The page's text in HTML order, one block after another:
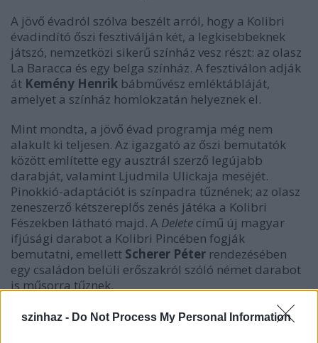
szinhaz - Do Not Process My Personal Information
A jövő évadról szólva beszélt arról, hogy a Kolibri
évadindító őszi fesztiválján két, a legkisebbeknek
játszó, nemzetközi sikerű színház vesz részt: az olasz
La Baracca és egy belga színház. A fesztiválon adják
át Kemény Henrik bábművész emléktábláját,
amelyet a színház homlokzatán helyeznek el.
Mint mondta, a jövő évad programja még nem
alakult ki teljesen. Az igazgató az őszi bemutatók
között említette egy ausztrál szerző legújabb
darabját, valamint Ljudmila Ulickaja meséjét.
Pinokkió-adaptációt is színpadra tűznének; az olasz
zeneszerző kétszereplős zenés játéka a Kolibri
Fészekben látható majd. A Delete című új magyar
ifjúsági darabot a Kolibri Pincében fogják
bemutatni, emellett Scherer Péter rendezésében
egy családon belüli erőszakról szóló német darabot
is műsorra tűznek.